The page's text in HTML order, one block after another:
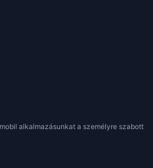
alkalmazásunkat a személyre szabott